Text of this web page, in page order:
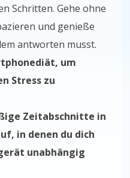
Schritten. Gehe ohne
und genieße
antworten musst.
um
Stress zu
Zeitabschnitte in
in denen du dich
unabhängig